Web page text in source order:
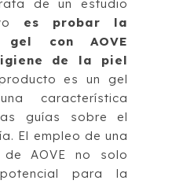
de un estudio
es probar la
con AOVE
de la piel
es un gel
característica
guías sobre el
El empleo de una
AOVE no solo
para la